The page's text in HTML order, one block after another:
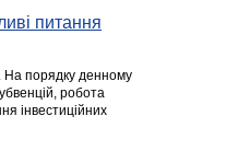
питання
На порядку денному
робота
інвестиційних